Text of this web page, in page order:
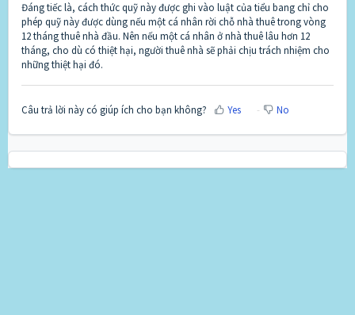
Đáng tiếc là, cách thức quỹ này được ghi vào luật của tiểu bang chỉ cho
phép quỹ này được dùng nếu một cá nhân rời chỗ nhà thuê trong vòng
12 tháng thuê nhà đầu. Nên nếu một cá nhân ở nhà thuê lâu hơn 12
tháng, cho dù có thiệt hại, người thuê nhà sẽ phải chịu trách nhiệm cho
những thiệt hại đó.
Câu trả lời này có giúp ích cho bạn không? Yes No